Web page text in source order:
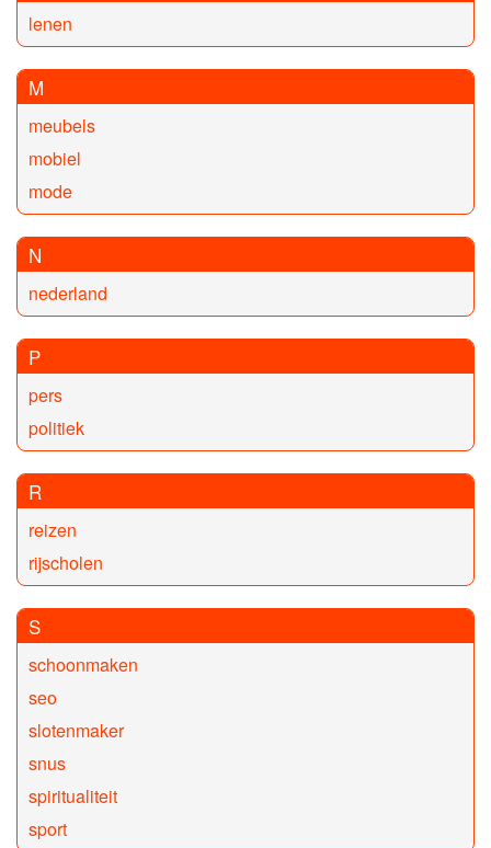
lenen
M
meubels
mobiel
mode
N
nederland
P
pers
politiek
R
reizen
rijscholen
S
schoonmaken
seo
slotenmaker
snus
spiritualiteit
sport